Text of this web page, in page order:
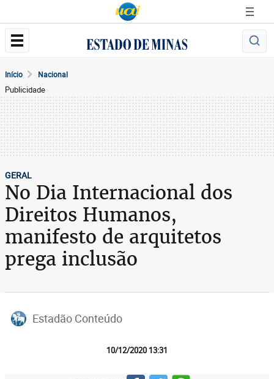
Início Nacional
Publicidade
GERAL
No Dia Internacional dos
Direitos Humanos,
manifesto de arquitetos
prega inclusão
Estadão Conteúdo
10/12/2020 13:31